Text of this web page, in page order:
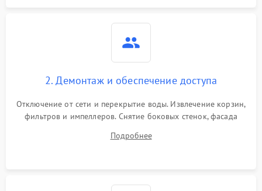
2. Демонтаж и обеспечение доступа
Отключение от сети и перекрытие воды. Извлечение корзин,
фильтров и импеллеров. Снятие боковых стенок, фасада
циркуляционному насосу, ТЭНу и сливной помпе.
Подробнее